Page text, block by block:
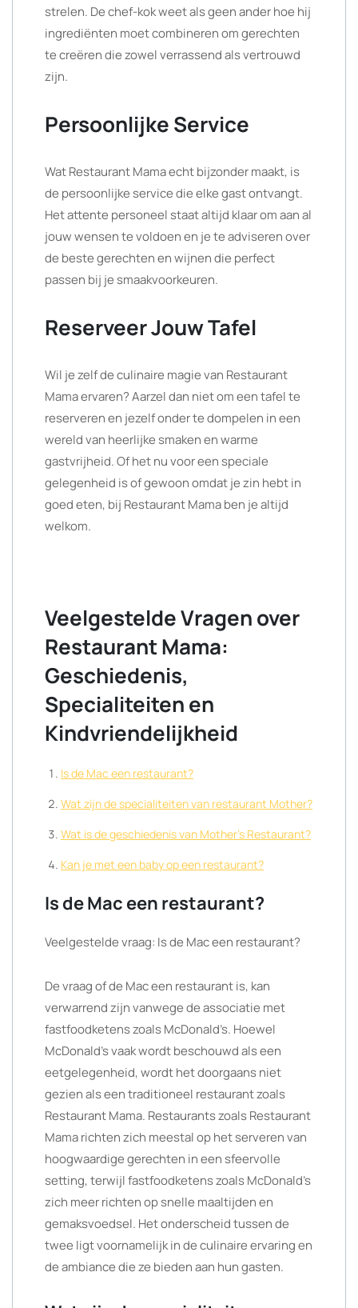
strelen. De chef-kok weet als geen ander hoe hij
ingrediënten moet combineren om gerechten
te creëren die zowel verrassend als vertrouwd
zijn.
Persoonlijke Service
Wat Restaurant Mama echt bijzonder maakt, is
de persoonlijke service die elke gast ontvangt.
Het attente personeel staat altijd klaar om aan al
jouw wensen te voldoen en je te adviseren over
de beste gerechten en wijnen die perfect
passen bij je smaakvoorkeuren.
Reserveer Jouw Tafel
Wil je zelf de culinaire magie van Restaurant
Mama ervaren? Aarzel dan niet om een tafel te
reserveren en jezelf onder te dompelen in een
wereld van heerlijke smaken en warme
gastvrijheid. Of het nu voor een speciale
gelegenheid is of gewoon omdat je zin hebt in
goed eten, bij Restaurant Mama ben je altijd
welkom.
Veelgestelde Vragen over
Restaurant Mama:
Geschiedenis,
Specialiteiten en
Kindvriendelijkheid
Is de Mac een restaurant?
Wat zijn de specialiteiten van restaurant Mother?
Wat is de geschiedenis van Mother’s Restaurant?
Kan je met een baby op een restaurant?
Is de Mac een restaurant?
Veelgestelde vraag: Is de Mac een restaurant?
De vraag of de Mac een restaurant is, kan
verwarrend zijn vanwege de associatie met
fastfoodketens zoals McDonald’s. Hoewel
McDonald’s vaak wordt beschouwd als een
eetgelegenheid, wordt het doorgaans niet
gezien als een traditioneel restaurant zoals
Restaurant Mama. Restaurants zoals Restaurant
Mama richten zich meestal op het serveren van
hoogwaardige gerechten in een sfeervolle
setting, terwijl fastfoodketens zoals McDonald’s
zich meer richten op snelle maaltijden en
gemaksvoedsel. Het onderscheid tussen de
twee ligt voornamelijk in de culinaire ervaring en
de ambiance die ze bieden aan hun gasten.